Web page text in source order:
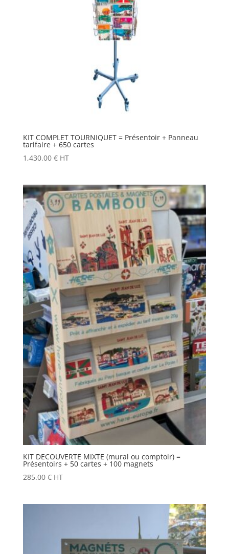
KIT COMPLET TOURNIQUET = Présentoir + Panneau
tarifaire + 650 cartes
1,430.00 € HT
KIT DECOUVERTE MIXTE (mural ou comptoir) =
Présentoirs + 50 cartes + 100 magnets
285.00 € HT